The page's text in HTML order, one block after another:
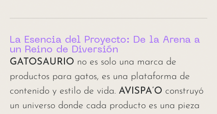
La Esencia del Proyecto: De la Arena a
un Reino de Diversión
GATOSAURIO no es solo una marca de
productos para gatos, es una plataforma de
contenido y estilo de vida. AVISPA’O construyó
un universo donde cada producto es una pieza